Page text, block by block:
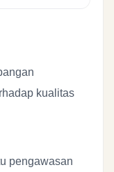
kualitas
pengawasan